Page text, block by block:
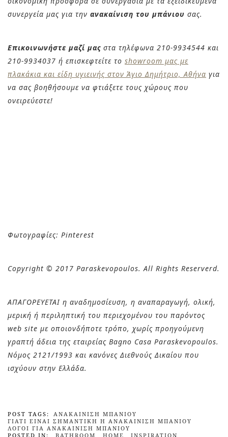
συνεργεία μας για την ανακαίνιση του μπάνιου σας.
Επικοινωνήστε μαζί μας στα τηλέφωνα 210-9934544 και
210-9934037 ή επισκεφτείτε το showroom μας με
πλακάκια και είδη υγιεινής στον Άγιο Δημήτριο, Αθήνα για
να σας βοηθήσουμε να φτιάξετε τους χώρους που
ονειρεύεστε!
Φωτογραφίες: Pinterest
Copyright © 2017 Paraskevopoulos. All Rights Reserverd.
ΑΠΑΓΟΡΕΥΕΤΑΙ η αναδημοσίευση, η αναπαραγωγή, ολική,
μερική ή περιληπτική του περιεχομένου του παρόντος
web site με οποιονδήποτε τρόπο, χωρίς προηγούμενη
γραπτή άδεια της εταιρείας Bagno Casa Paraskevopoulos.
Νόμος 2121/1993 και κανόνες Διεθνούς Δικαίου που
ισχύουν στην Ελλάδα.
POST TAGS:
ΑΝΑΚΑΊΝΙΣΗ ΜΠΆΝΙΟΥ
ΓΙΑΤΊ ΕΊΝΑΙ ΣΗΜΑΝΤΙΚΉ Η ΑΝΑΚΑΊΝΙΣΗ ΜΠΆΝΙΟΥ
ΛΌΓΟΙ ΓΙΑ ΑΝΑΚΑΊΝΙΣΗ ΜΠΆΝΙΟΥ
POSTED IN:
BATHROOM HOME
INSPIRATION